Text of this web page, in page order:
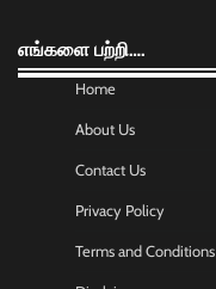
எங்களை பற்றி….
Home
About Us
Contact Us
Privacy Policy
Terms and Conditions